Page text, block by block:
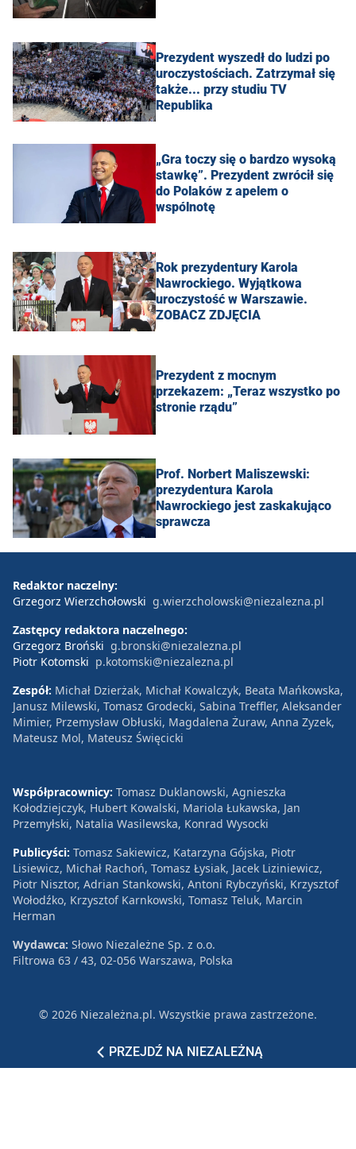
Prezydent wyszedł do ludzi po
uroczystościach. Zatrzymał się
także... przy studiu TV
Republika
„Gra toczy się o bardzo wysoką
stawkę”. Prezydent zwrócił się
do Polaków z apelem o
wspólnotę
Rok prezydentury Karola
Nawrockiego. Wyjątkowa
uroczystość w Warszawie.
ZOBACZ ZDJĘCIA
Prezydent z mocnym
przekazem: „Teraz wszystko po
stronie rządu”
Prof. Norbert Maliszewski:
prezydentura Karola
Nawrockiego jest zaskakująco
sprawcza
PRZEJDŹ NA NIEZALEŻNĄ
Redaktor naczelny:
Grzegorz Wierzchołowski g.wierzcholowski@niezalezna.pl
Zastępcy redaktora naczelnego:
Grzegorz Broński g.bronski@niezalezna.pl
Piotr Kotomski p.kotomski@niezalezna.pl
Zespół: Michał Dzierżak, Michał Kowalczyk, Beata Mańkowska,
Janusz Milewski, Tomasz Grodecki, Sabina Treffler, Aleksander
Mimier, Przemysław Obłuski, Magdalena Żuraw, Anna Zyzek,
Mateusz Mol, Mateusz Święcicki
Współpracownicy: Tomasz Duklanowski, Agnieszka
Kołodziejczyk, Hubert Kowalski, Mariola Łukawska, Jan
Przemyłski, Natalia Wasilewska, Konrad Wysocki
Publicyści: Tomasz Sakiewicz, Katarzyna Gójska, Piotr
Lisiewicz, Michał Rachoń, Tomasz Łysiak, Jacek Liziniewicz,
Piotr Nisztor, Adrian Stankowski, Antoni Rybczyński, Krzysztof
Wołodźko, Krzysztof Karnkowski, Tomasz Teluk, Marcin
Herman
Wydawca: Słowo Niezależne Sp. z o.o.
Filtrowa 63 / 43, 02-056 Warszawa, Polska
© 2026 Niezależna.pl. Wszystkie prawa zastrzeżone.
PatronatReklama Polityka prywatności